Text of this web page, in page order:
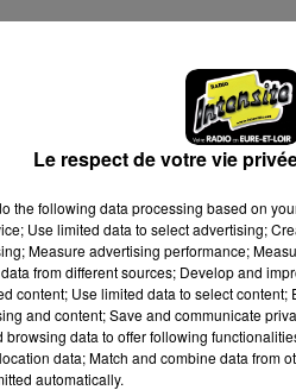
Le respect de votre vie
the following data processing based on
Use limited data to select advertising;
Measure advertising performance;
from different sources; Develop and
content; Use limited data to select
and content; Save and communicate
browsing data to offer following
data; Match and combine data from
automatically.